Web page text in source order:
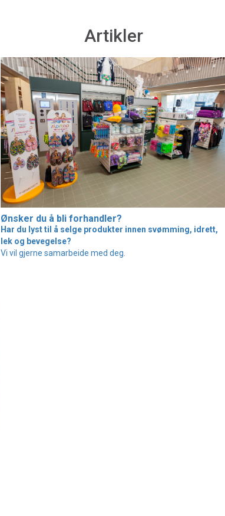
Artikler
Ønsker du å bli forhandler?
Har du lyst til å selge produkter innen svømming, idrett,
lek og bevegelse?
Vi vil gjerne samarbeide med deg.